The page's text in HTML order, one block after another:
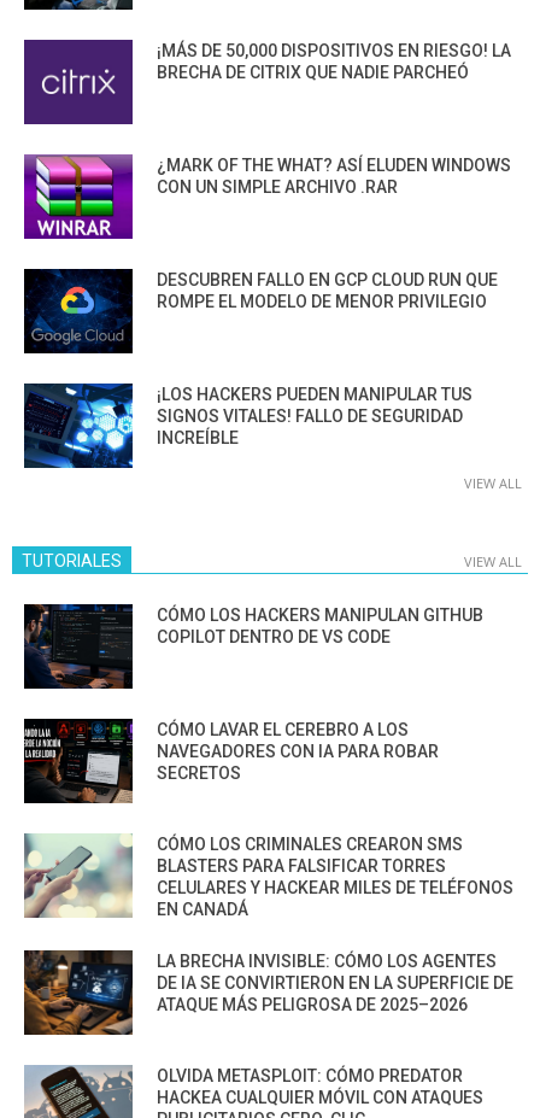
¡MÁS DE 50,000 DISPOSITIVOS EN RIESGO! LA
BRECHA DE CITRIX QUE NADIE PARCHEÓ
¿MARK OF THE WHAT? ASÍ ELUDEN WINDOWS
CON UN SIMPLE ARCHIVO .RAR
DESCUBREN FALLO EN GCP CLOUD RUN QUE
ROMPE EL MODELO DE MENOR PRIVILEGIO
¡LOS HACKERS PUEDEN MANIPULAR TUS
SIGNOS VITALES! FALLO DE SEGURIDAD
INCREÍBLE
VIEW ALL
TUTORIALES VIEW ALL
CÓMO LOS HACKERS MANIPULAN GITHUB
COPILOT DENTRO DE VS CODE
CÓMO LAVAR EL CEREBRO A LOS
NAVEGADORES CON IA PARA ROBAR
SECRETOS
CÓMO LOS CRIMINALES CREARON SMS
BLASTERS PARA FALSIFICAR TORRES
CELULARES Y HACKEAR MILES DE TELÉFONOS
EN CANADÁ
LA BRECHA INVISIBLE: CÓMO LOS AGENTES
DE IA SE CONVIRTIERON EN LA SUPERFICIE DE
ATAQUE MÁS PELIGROSA DE 2025–2026
OLVIDA METASPLOIT: CÓMO PREDATOR
HACKEA CUALQUIER MÓVIL CON ATAQUES